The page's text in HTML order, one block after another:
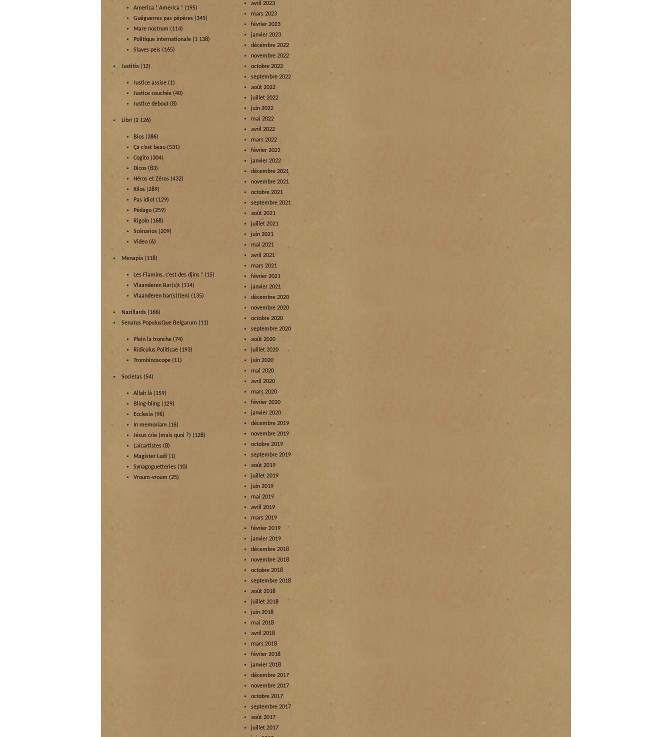
America ! America ! (195)
Guéguerres pas pépères (345)
Mare nostrum (114)
Politique internationale (1 138)
Slaves peïs (165)
Justitia (12)
Justice assise (1)
Justice couchée (40)
Justice debout (8)
Libri (2 126)
Bios (386)
Ça c’est beau (531)
Cogito (304)
Dicos (83)
Héros et Zéros (432)
Kilos (289)
Pas idiot (129)
Pédago (259)
Rigolo (168)
Scénarios (209)
Video (6)
Menapia (118)
Les Flamins, c’est des djins ! (15)
Vlaanderen Bar(s)t (114)
Vlaanderen bar(s)t(en) (135)
Nazillards (166)
Senatus PopulusQue Belgarum (11)
Plein la tronche (74)
Ridiculus Politicae (193)
Trombinoscope (11)
Societas (54)
Allah là (159)
Bling-bling (129)
Ecclesia (96)
In memoriam (16)
Jésus crie (mais quoi ?) (128)
Laïcartistes (8)
Magister Ludi (1)
Synagoguetteries (10)
Vroum-vroum (25)
avril 2023
mars 2023
février 2023
janvier 2023
décembre 2022
novembre 2022
octobre 2022
septembre 2022
août 2022
juillet 2022
juin 2022
mai 2022
avril 2022
mars 2022
février 2022
janvier 2022
décembre 2021
novembre 2021
octobre 2021
septembre 2021
août 2021
juillet 2021
juin 2021
mai 2021
avril 2021
mars 2021
février 2021
janvier 2021
décembre 2020
novembre 2020
octobre 2020
septembre 2020
août 2020
juillet 2020
juin 2020
mai 2020
avril 2020
mars 2020
février 2020
janvier 2020
décembre 2019
novembre 2019
octobre 2019
septembre 2019
août 2019
juillet 2019
juin 2019
mai 2019
avril 2019
mars 2019
février 2019
janvier 2019
décembre 2018
novembre 2018
octobre 2018
septembre 2018
août 2018
juillet 2018
juin 2018
mai 2018
avril 2018
mars 2018
février 2018
janvier 2018
décembre 2017
novembre 2017
octobre 2017
septembre 2017
août 2017
juillet 2017